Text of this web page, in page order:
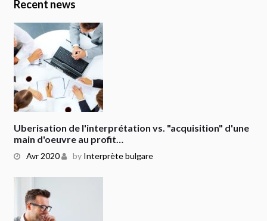
Recent news
Avr 2020 by Interprète bulgare
Uberisation de l'interprétation vs. "acquisition" d'une
main d'oeuvre au profit…